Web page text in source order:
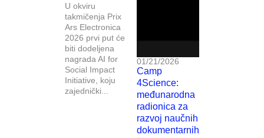
U okviru
takmičenja Prix
Ars Electronica
2026 prvi put će
biti dodeljena
nagrada AI for
Social Impact
Initiative, koju
zajednički...
01/21/2026
Camp
4Science:
međunarodna
radionica za
razvoj naučnih
dokumentarnih